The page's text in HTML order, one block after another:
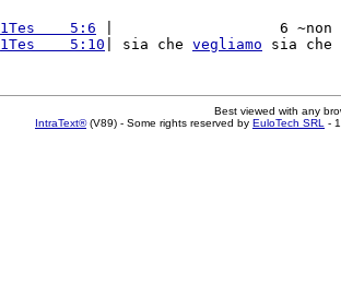
1Tes    5:6 |                   6 ~non
1Tes    5:10 | sia che vegliamo sia che
Best viewed with any
IntraText®(V89) - Some rights reserved by EuloTech SRL -